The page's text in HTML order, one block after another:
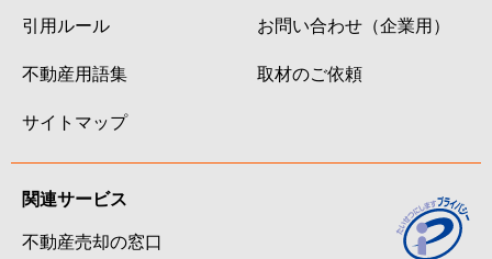
引用ルール
不動産用語集
サイトマップ
お問い合わせ（企業用）
取材のご依頼
関連サービス
不動産売却の窓口